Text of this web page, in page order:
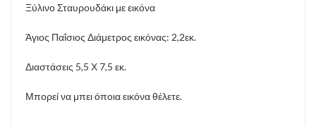
Ξύλινο Σταυρουδάκι με εικόνα
Άγιος Παΐσιος Διάμετρος εικόνας: 2,2εκ.
Διαστάσεις 5,5 Χ 7,5 εκ.
Μπορεί να μπει όποια εικόνα θέλετε.